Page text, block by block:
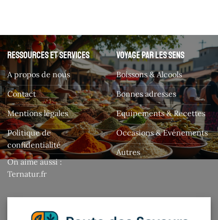
Ressources et services
A propos de nous
Contact
Mentions légales
Politique de
confidentialité
On aime aussi :
Ternatur.fr
Voyage par les sens
Boissons & Alcools
Bonnes adresses
Equipements & Recettes
Occasions & Evénements
Autres